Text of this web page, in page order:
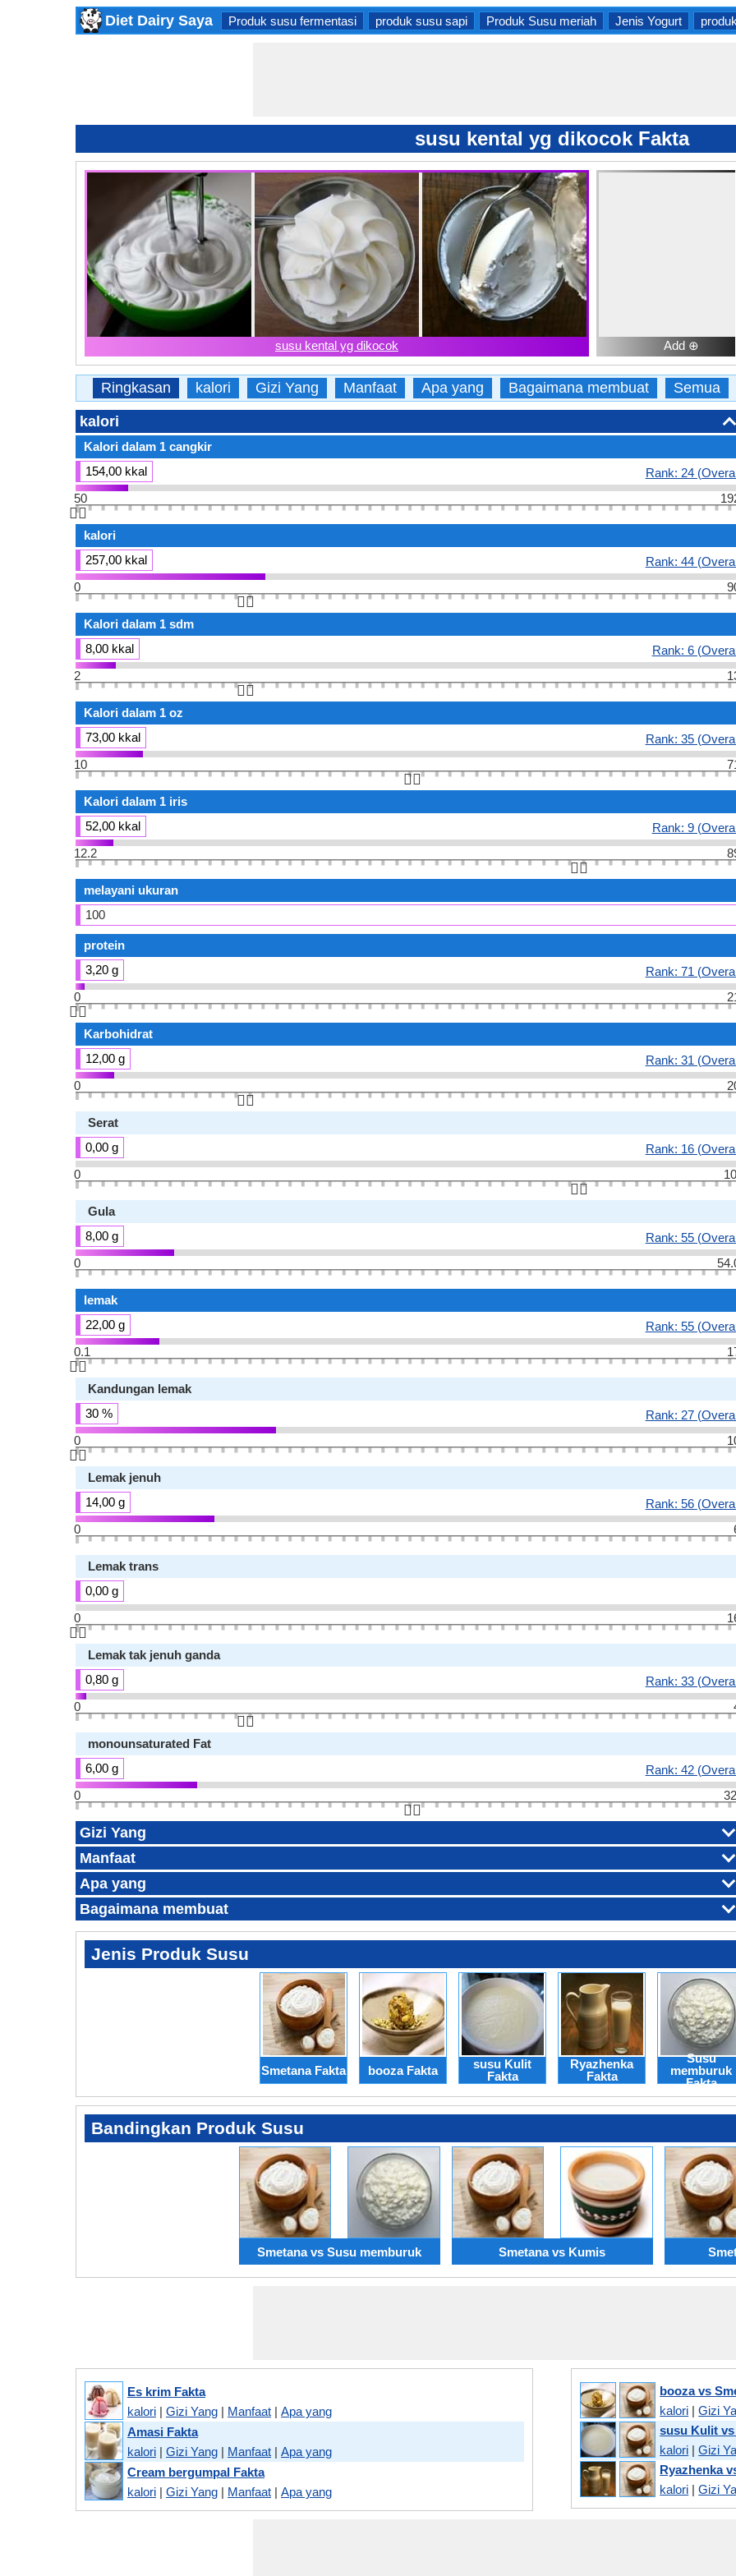
Diet Dairy Saya Produk susu fermentasi produk susu sapi Produk Susu meriah Jenis Yogurt
susu kental yg dikocok Fakta
susu kental yg dikocok Add ⊕
Ringkasan kalori Gizi Yang Manfaat Apa yang Bagaimana membuat Semua
kalori
Kalori dalam 1 cangkir
154,00 kkal
Rank: 24
50
👆🏻
kalori
257,00 kkal
Rank: 44
0
👆🏻
Kalori dalam 1 sdm
8,00 kkal
Rank: 6
2
👆🏻
Kalori dalam 1 oz
73,00 kkal
Rank: 35
10
👆🏻
Kalori dalam 1 iris
52,00 kkal
Rank: 9
12.2
👆🏻
melayani ukuran
100
protein
3,20 g
Rank: 71
0
👆🏻
Karbohidrat
12,00 g
Rank: 31
0
👆🏻
Serat
0,00 g
Rank: 16
0
👆🏻
Gula
8,00 g
Rank: 55
0
lemak
22,00 g
Rank: 55
0.1
👆🏻
Kandungan lemak
30 %
Rank: 27
0
👆🏻
Lemak jenuh
14,00 g
Rank: 56
0
Lemak trans
0,00 g
0
👆🏻
Lemak tak jenuh ganda
0,80 g
Rank: 33
0
👆🏻
monounsaturated Fat
6,00 g
Rank: 42
0
👆🏻
Gizi Yang
Manfaat
Apa yang
Bagaimana membuat
Jenis Produk Susu
Smetana Fakta booza Fakta
susu Kulit
Fakta
Ryazhenka
Fakta
Susu
memburuk
Fakta
Bandingkan Produk Susu
Smetana vs Susu memburuk Smetana vs Kumis
Es krim Fakta
kalori | Gizi Yang | Manfaat | Apa yang
Amasi Fakta
kalori | Gizi Yang | Manfaat | Apa yang
Cream bergumpal Fakta
kalori | Gizi Yang | Manfaat | Apa yang
booza vs
kalori |Gizi
susu Kulit vs
kalori |Gizi
Ryazhenka
kalori |Gizi